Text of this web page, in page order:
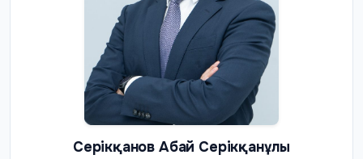
Серікқанов Абай Серікқанұлы